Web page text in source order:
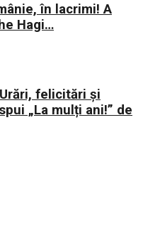
în lacrimi! A
Hagi…
felicitări și
„La mulți ani!” de